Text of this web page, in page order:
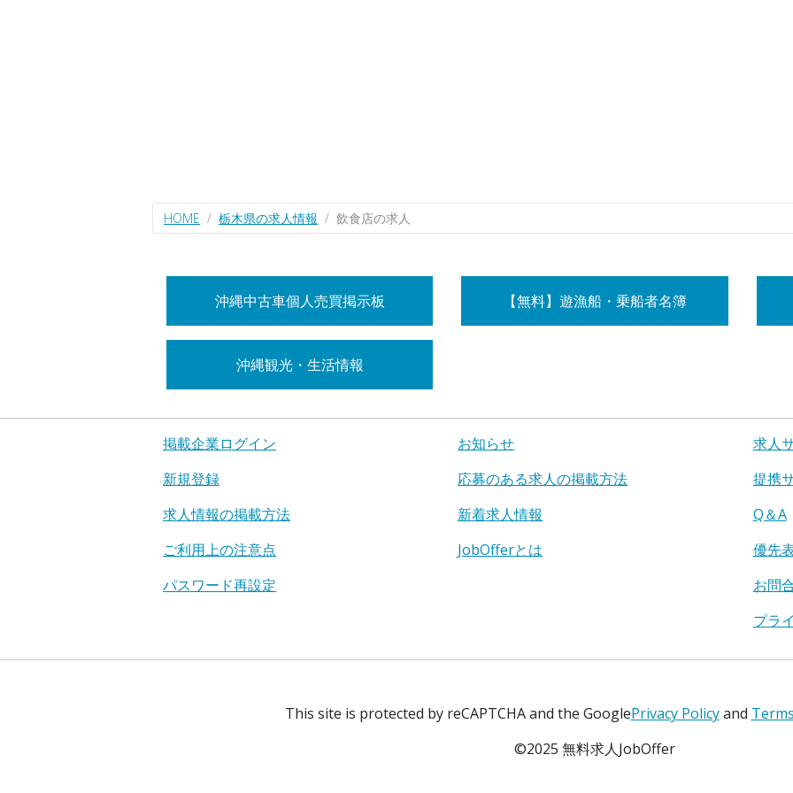
HOME 栃木県の求人情報 飲食店の求人
沖縄中古車個人売買掲示板 【無料】遊漁船・乗船者名簿
沖縄観光・生活情報
掲載企業ログイン
新規登録
求人情報の掲載方法
ご利用上の注意点
パスワード再設定
お知らせ
応募のある求人の掲載方法
新着求人情報
JobOfferとは
求人
提携
Q＆A
優先
お問
プラ
This site is protected by reCAPTCHA and the GooglePrivacy Policyand
©2025 無料求人JobOffer